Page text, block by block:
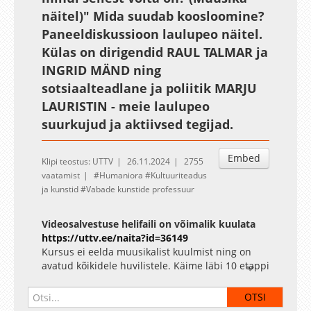
näitel)" Mida suudab koosloomine?
Paneeldiskussioon laulupeo näitel.
Külas on dirigendid RAUL TALMAR ja
INGRID MÄND ning
sotsiaalteadlane ja poliitik MARJU
LAURISTIN - meie laulupeo
suurkujud ja aktiivsed tegijad.
Embed
Klipi teostus: UTTV 26.11.2024
2755
vaatamist
Humaniora
Kultuuriteadus
ja kunstid
Vabade kunstide professuur
Videosalvestuse helifaili on võimalik kuulata
https://uttv.ee/naita?id=36149
Kursus ei eelda muusikalist kuulmist ning on
avatud kõikidele huvilistele. Käime läbi 10 etappi
juures loomingusse põimitud narratiivi mõju
võimalusi. Analüüsime loomingus peituva